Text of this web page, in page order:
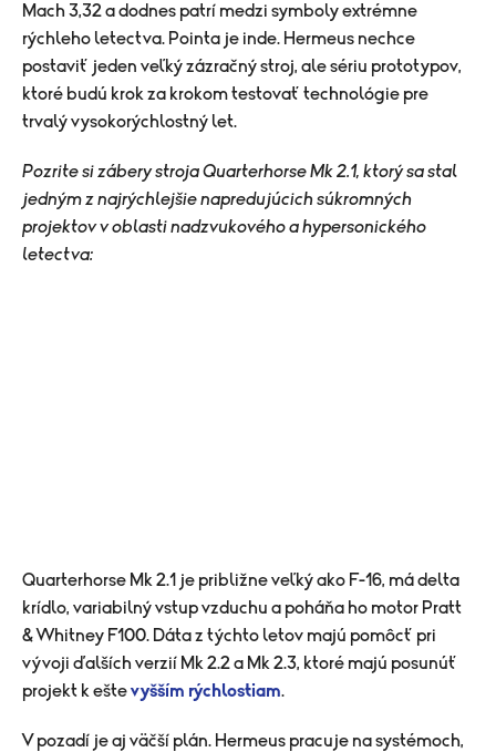
Mach 3,32 a dodnes patrí medzi symboly extrémne
rýchleho letectva. Pointa je inde. Hermeus nechce
postaviť jeden veľký zázračný stroj, ale sériu prototypov,
ktoré budú krok za krokom testovať technológie pre
trvalý vysokorýchlostný let.
Pozrite si zábery stroja Quarterhorse Mk 2.1, ktorý sa stal
jedným z najrýchlejšie napredujúcich súkromných
projektov v oblasti nadzvukového a hypersonického
letectva:
Quarterhorse Mk 2.1 je približne veľký ako F-16, má delta
krídlo, variabilný vstup vzduchu a poháňa ho motor Pratt
& Whitney F100. Dáta z týchto letov majú pomôcť pri
vývoji ďalších verzií Mk 2.2 a Mk 2.3, ktoré majú posunúť
projekt k eštevyšším rýchlostiam.
V pozadí je aj väčší plán. Hermeus pracuje na systémoch,